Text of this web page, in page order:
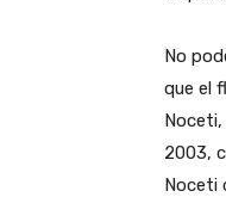
No
que el
2003,
Noceti